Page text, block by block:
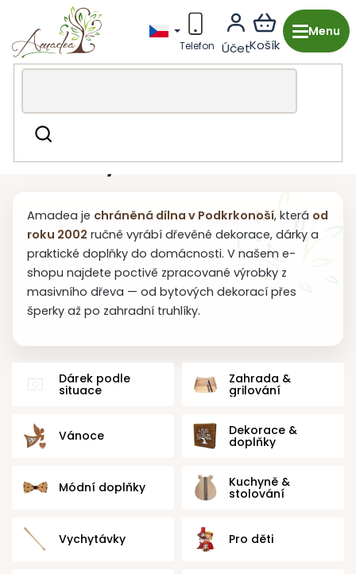
obsah
Hledat
Dřevěná výroba z Česka
Dřevěná výroba z Česka
Amadea je chráněná dílna v Podkrkonoší, která od
roku 2002 ručně vyrábí dřevěné dekorace, dárky a
praktické doplňky do domácnosti. V našem e-
shopu najdete poctivě zpracované výrobky z
masivního dřeva — od bytových dekorací přes
šperky až po zahradní truhlíky.
Dárek podle
situace
Zahrada &
grilování
Vánoce Dekorace &
doplňky
Módní doplňky Kuchyně &
stolování
Vychytávky Pro děti